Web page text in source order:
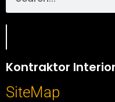
Kontraktor Interior
SiteMap